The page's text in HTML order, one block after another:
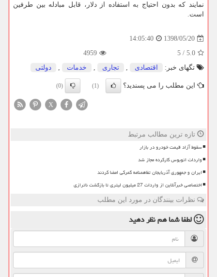
نمایند كه بدون احتیاج به استفاده از دلار، قابل مبادله بین طرفین
است.
1398/05/20
14:05:40
5.0
/
5
4959
تگهای خبر:
اقتصادی , تجاری , خدمات , دولتی
این مطلب را می پسندید؟ (1)
(0)
X
تازه ترین مطالب مرتبط
سقوط آزاد قیمت خودرو در بازار
واردات اتوبوس کارکرده مجاز شد
ایران و جمهوری آذربایجان تفاهمنامه گمرکی امضا کردند
اختصاصی خبرآنلاین از واردات 27 میلیون لیتری تا بازگشت ناترازی
نظرات بینندگان در مورد این مطلب
لطفا شما همنظر دهید